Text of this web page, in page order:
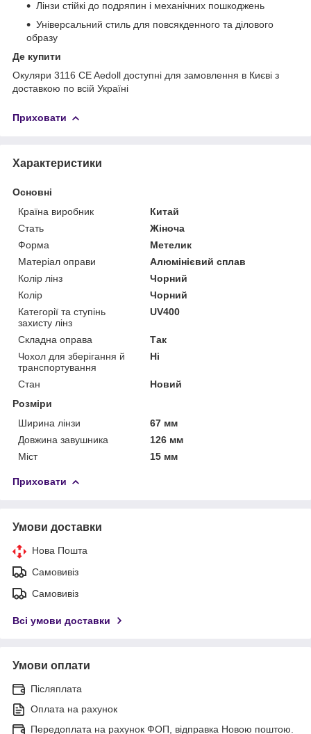
Лінзи стійкі до подряпин і механічних пошкоджень
Універсальний стиль для повсякденного та ділового
образу
Де купити
Окуляри 3116 CE Aedoll доступні для замовлення в Києві з
доставкою по всій Україні
Приховати
Характеристики
Основні
Країна виробник
Китай
Стать
Жіноча
Форма
Метелик
Матеріал оправи
Алюмінієвий сплав
Колір лінз
Чорний
Колір
Чорний
Категорії та ступінь
захисту лінз
UV400
Складна оправа
Так
Чохол для зберігання й
транспортування
Ні
Стан
Новий
Розміри
Ширина лінзи
67 мм
Довжина завушника
126 мм
Міст
15 мм
Приховати
Умови доставки
Нова Пошта
Самовивіз
Самовивіз
Всі умови доставки
Умови оплати
Післяплата
Оплата на рахунок
Передоплата на рахунок ФОП, відправка Новою поштою.